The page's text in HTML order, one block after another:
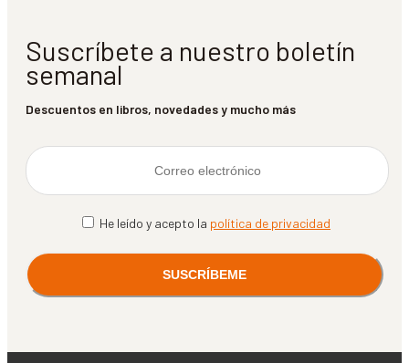
Suscríbete a nuestro boletín
semanal
Descuentos en libros, novedades y mucho más
He leído y acepto la política de privacidad